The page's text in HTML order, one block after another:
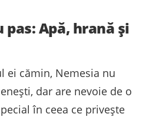
Apă, hrană și
ei cămin, Nemesia nu
dar are nevoie de o
în ceea ce privește